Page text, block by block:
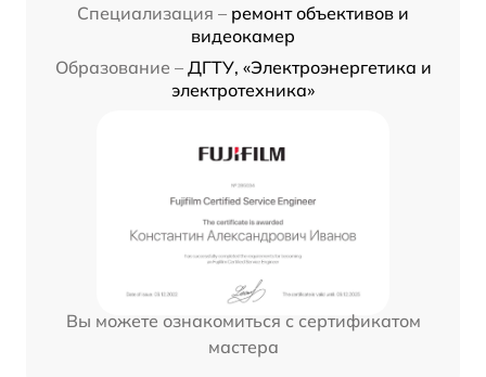
Специализация – ремонт объективов и
видеокамер
Образование – ДГТУ, «Электроэнергетика и
электротехника»
Вы можете ознакомиться с сертификатом
мастера